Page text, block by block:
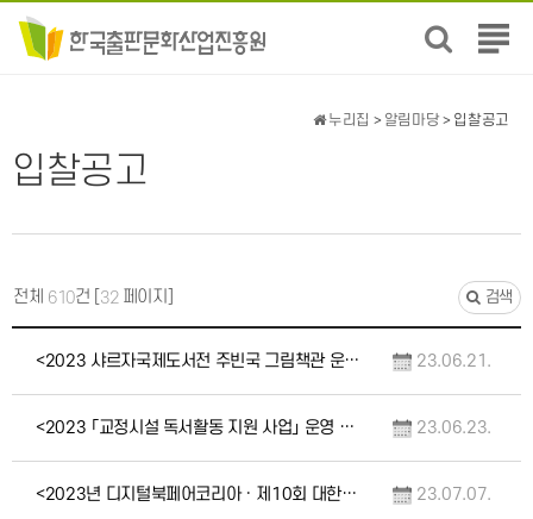
전
뉴
입찰공고
누리집 > 알림마당 > 입찰공고
전체 610건 [ 32페이지] 검색
<2023 샤르자국제도서전 주빈국 그림책관 운영 대행 용역> 입찰공고(긴급) 23.06.21.
<2023 「교정시설 독서활동 지원 사업」 운영 대행 용역> 입찰공고(재공고) 23.06.23.
<2023년 디지털북페어코리아 · 제10회 대한민국 전자출판대상 개최 대행 용역 입찰공고>… 23.07.07.